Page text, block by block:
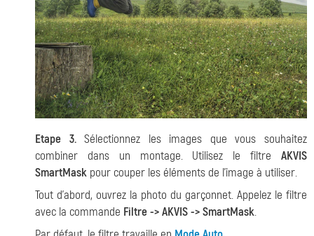
Etape 3.Sélectionnez les images que vous souhaitez
combiner dans un montage. Utilisez le filtre AKVIS
SmartMask pour couper les éléments de l'image à utiliser.
Tout d'abord, ouvrez la photo du garçonnet. Appelez le filtre
avec la commande Filtre -> AKVIS -> SmartMask.